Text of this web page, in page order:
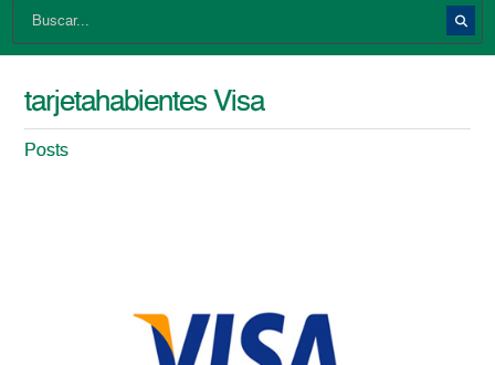
tarjetahabientes Visa
Posts